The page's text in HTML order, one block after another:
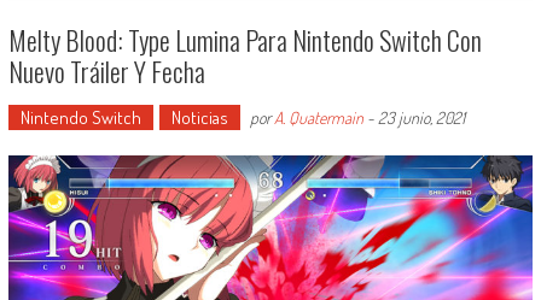
Melty Blood: Type Lumina Para Nintendo Switch Con
Nuevo Tráiler Y Fecha
Nintendo Switch Noticias porA. Quatermain- 23 junio, 2021